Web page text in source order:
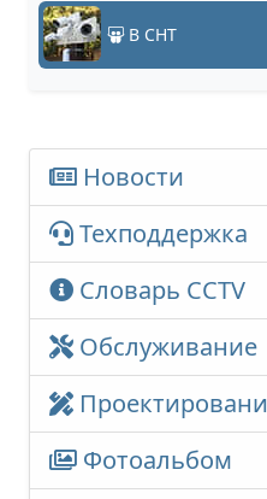
В СНТ
Новости
Техподдержка
Словарь CCTV
Обслуживание
Фотоальбом